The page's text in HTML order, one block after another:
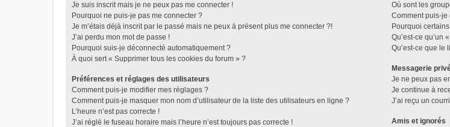
Je suis inscrit mais je ne peux pas me connecter !
Pourquoi ne puis-je pas me connecter ?
Je m’étais déjà inscrit par le passé mais ne peux à présent plus me connecter ?!
J’ai perdu mon mot de passe !
Pourquoi suis-je déconnecté automatiquement ?
À quoi sert « Supprimer tous les cookies du forum » ?
Préférences et réglages des utilisateurs
Comment puis-je modifier mes réglages ?
Comment puis-je masquer mon nom d’utilisateur de la liste des utilisateurs en ligne ?
L’heure n’est pas correcte !
J’ai réglé le fuseau horaire mais l’heure n’est toujours pas correcte !
Où sont les
Comment puis-je
Pourquoi
Qu’est-ce qu’un
Qu’est-ce que le
Messagerie
Je ne peux pas
Je continue à
J’ai reçu un
Amis et ignorés